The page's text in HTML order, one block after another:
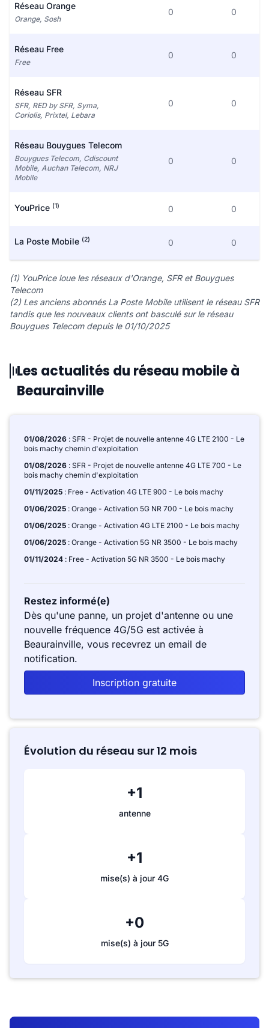
Réseau Orange
Orange, Sosh
0 0
Réseau Free
Free
0 0
Réseau SFR
SFR, RED by SFR, Syma,
Coriolis, Prixtel, Lebara
0 0
Réseau Bouygues Telecom
Bouygues Telecom, Cdiscount
Mobile, Auchan Telecom, NRJ
Mobile
0 0
YouPrice (1) 0 0
La Poste Mobile (2) 0 0
(1) YouPrice loue les réseaux d'Orange, SFR et Bouygues
Telecom
(2) Les anciens abonnés La Poste Mobile utilisent le réseau SFR
tandis que les nouveaux clients ont basculé sur le réseau
Bouygues Telecom depuis le 01/10/2025
Les actualités du réseau mobile à
Beaurainville
01/08/2026 : SFR - Projet de nouvelle antenne 4G LTE 2100 - Le
bois machy chemin d'exploitation
01/08/2026 : SFR - Projet de nouvelle antenne 4G LTE 700 - Le
bois machy chemin d'exploitation
01/11/2025 : Free - Activation 4G LTE 900 - Le bois machy
01/06/2025 : Orange - Activation 5G NR 700 - Le bois machy
01/06/2025 : Orange - Activation 4G LTE 2100 - Le bois machy
01/06/2025 : Orange - Activation 5G NR 3500 - Le bois machy
01/11/2024 : Free - Activation 5G NR 3500 - Le bois machy
Restez informé(e)
Dès qu'une panne, un projet d'antenne ou une
nouvelle fréquence 4G/5G est activée à
Beaurainville, vous recevrez un email de
notification.
Inscription gratuite
Évolution du réseau sur 12 mois
+1
antenne
+1
mise(s) à jour 4G
+0
mise(s) à jour 5G